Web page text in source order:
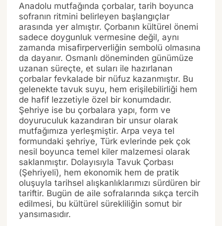
Anadolu mutfağında çorbalar, tarih boyunca
sofranın ritmini belirleyen başlangıçlar
arasında yer almıştır. Çorbanın kültürel önemi
sadece doygunluk vermesine değil, aynı
zamanda misafirperverliğin sembolü olmasına
da dayanır. Osmanlı döneminden günümüze
uzanan süreçte, et suları ile hazırlanan
çorbalar fevkalade bir nüfuz kazanmıştır. Bu
gelenekte tavuk suyu, hem erişilebilirliği hem
de hafif lezzetiyle özel bir konumdadır.
Şehriye ise bu çorbalara yapı, form ve
doyuruculuk kazandıran bir unsur olarak
mutfağımıza yerleşmiştir. Arpa veya tel
formundaki şehriye, Türk evlerinde pek çok
nesil boyunca temel kiler malzemesi olarak
saklanmıştır. Dolayısıyla Tavuk Çorbası
(Şehriyeli), hem ekonomik hem de pratik
oluşuyla tarihsel alışkanlıklarımızı sürdüren bir
tariftir. Bugün de aile sofralarında sıkça tercih
edilmesi, bu kültürel sürekliliğin somut bir
yansımasıdır.